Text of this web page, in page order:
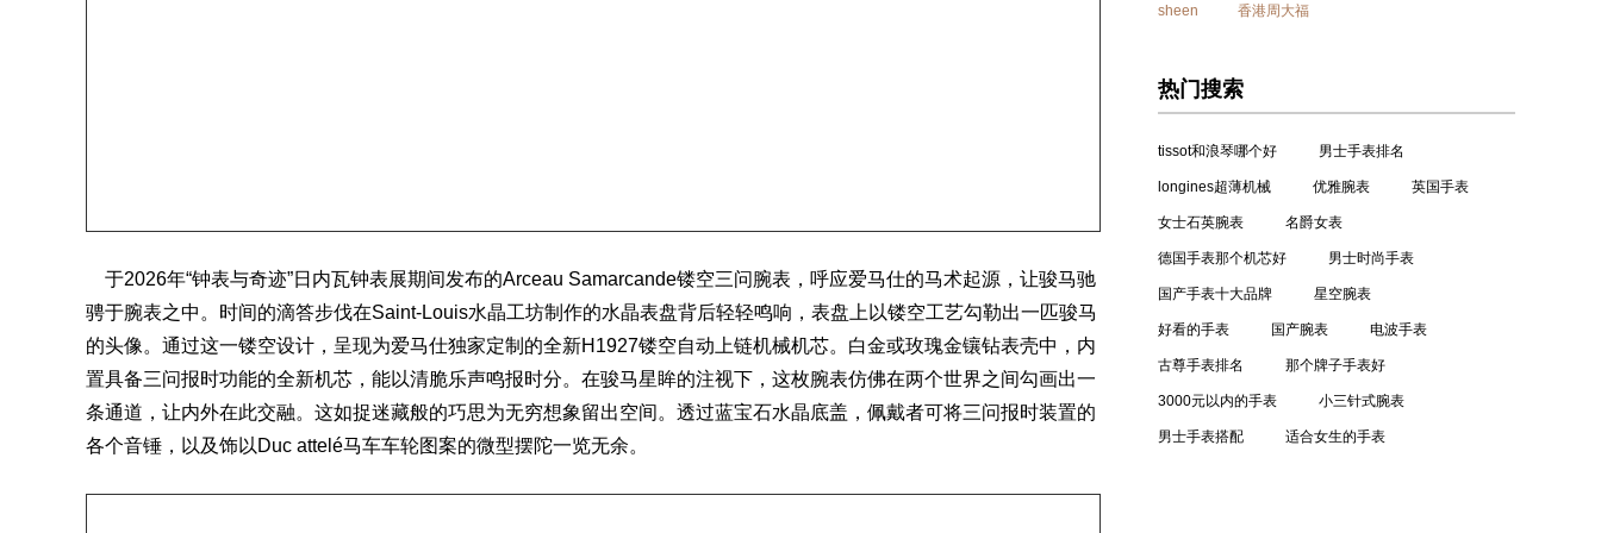
于2026年“钟表与奇迹”日内瓦钟表展期间发布的Arceau Samarcande镂空三问腕表，呼应爱马仕的马术起源，让骏马驰
骋于腕表之中。时间的滴答步伐在Saint-Louis水晶工坊制作的水晶表盘背后轻轻鸣响，表盘上以镂空工艺勾勒出一匹骏马
的头像。通过这一镂空设计，呈现为爱马仕独家定制的全新H1927镂空自动上链机械机芯。白金或玫瑰金镶钻表壳中，内
置具备三问报时功能的全新机芯，能以清脆乐声鸣报时分。在骏马星眸的注视下，这枚腕表仿佛在两个世界之间勾画出一
条通道，让内外在此交融。这如捉迷藏般的巧思为无穷想象留出空间。透过蓝宝石水晶底盖，佩戴者可将三问报时装置的
各个音锤，以及饰以Duc attelé马车车轮图案的微型摆陀一览无余。
sheen 香港周大福
热门搜索
tissot和浪琴哪个好 男士手表排名
longines超薄机械 优雅腕表 英国手表
女士石英腕表 名爵女表
德国手表那个机芯好 男士时尚手表
国产手表十大品牌 星空腕表
好看的手表 国产腕表 电波手表
古尊手表排名 那个牌子手表好
3000元以内的手表 小三针式腕表
男士手表搭配 适合女生的手表